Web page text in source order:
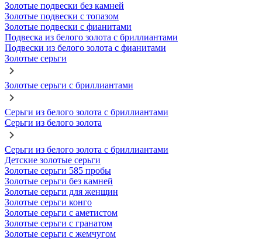
Золотые подвески без камней
Золотые подвески с топазом
Золотые подвески с фианитами
Подвеска из белого золота с бриллиантами
Подвески из белого золота с фианитами
Золотые серьги
Золотые серьги с бриллиантами
Серьги из белого золота с бриллиантами
Серьги из белого золота
Серьги из белого золота с бриллиантами
Детские золотые серьги
Золотые серьги 585 пробы
Золотые серьги без камней
Золотые серьги для женщин
Золотые серьги конго
Золотые серьги с аметистом
Золотые серьги с гранатом
Золотые серьги с жемчугом